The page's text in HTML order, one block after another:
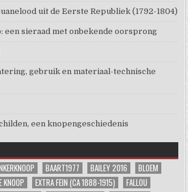
uit de Eerste Republiek (1792-1804)
een sieraad met onbekende oorsprong
gebruik en materiaal-technische
een knopengeschiedenis
BAART1977 BAILEY 2016
BLOEM
KNOOP EXTRA FEIN (CA 1888-1915)
FALLOU